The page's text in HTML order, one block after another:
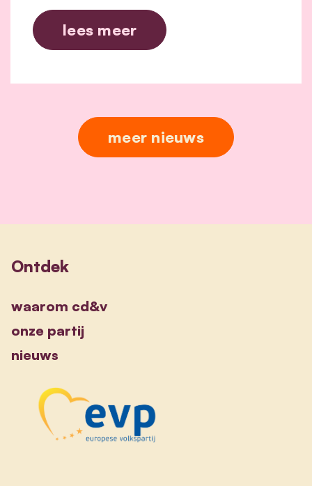
lees meer
meer nieuws
Ontdek
waarom cd&v
onze partij
nieuws